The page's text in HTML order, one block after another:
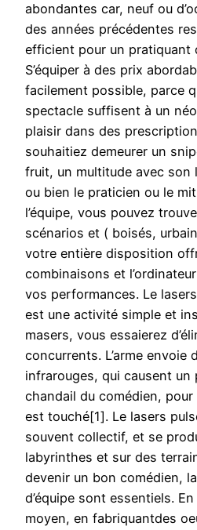
abondantes car, neuf ou
des années précédentes
efficient pour un pratiquant
S’équiper à des prix
facilement possible, parce
spectacle suffisent à un
plaisir dans des
souhaitiez demeurer un
fruit, un multitude avec son
ou bien le praticien ou le
l’équipe, vous pouvez
scénarios et ( boisés,
votre entière disposition
combinaisons et
vos performances. Le
est une activité simple et
masers, vous essaierez
concurrents. L’arme envoie
infrarouges, qui causent un
chandail du comédien,
est touché[1]. Le lasers
souvent collectif, et se
labyrinthes et sur des
devenir un bon comédien,
d’équipe sont essentiels.
moyen, en fabriquantdes